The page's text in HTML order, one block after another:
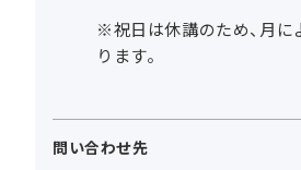
※祝日は休講のため、月
ります。
問い合わせ先